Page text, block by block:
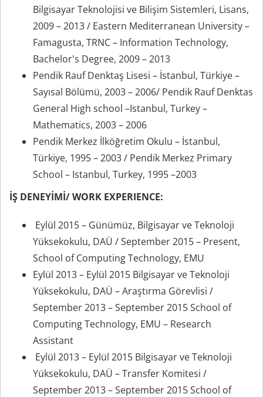
Bilgisayar Teknolojisi ve Bilişim Sistemleri, Lisans,
2009 – 2013 / Eastern Mediterranean University –
Famagusta, TRNC – Information Technology,
Bachelor's Degree, 2009 – 2013
Pendik Rauf Denktaş Lisesi – İstanbul, Türkiye –
Sayısal Bölümü, 2003 – 2006/ Pendik Rauf Denktas
General High school –Istanbul, Turkey –
Mathematics, 2003 – 2006
Pendik Merkez İlköğretim Okulu – İstanbul,
Türkiye, 1995 – 2003 / Pendik Merkez Primary
School – Istanbul, Turkey, 1995 –2003
İŞ DENEYİMİ/ WORK EXPERIENCE:
Eylül 2015 – Günümüz, Bilgisayar ve Teknoloji
Yüksekokulu, DAÜ / September 2015 – Present,
School of Computing Technology, EMU
Eylül 2013 – Eylül 2015 Bilgisayar ve Teknoloji
Yüksekokulu, DAÜ – Araştırma Görevlisi /
September 2013 – September 2015 School of
Computing Technology, EMU – Research
Assistant
Eylül 2013 – Eylül 2015 Bilgisayar ve Teknoloji
Yüksekokulu, DAÜ – Transfer Komitesi /
September 2013 – September 2015 School of